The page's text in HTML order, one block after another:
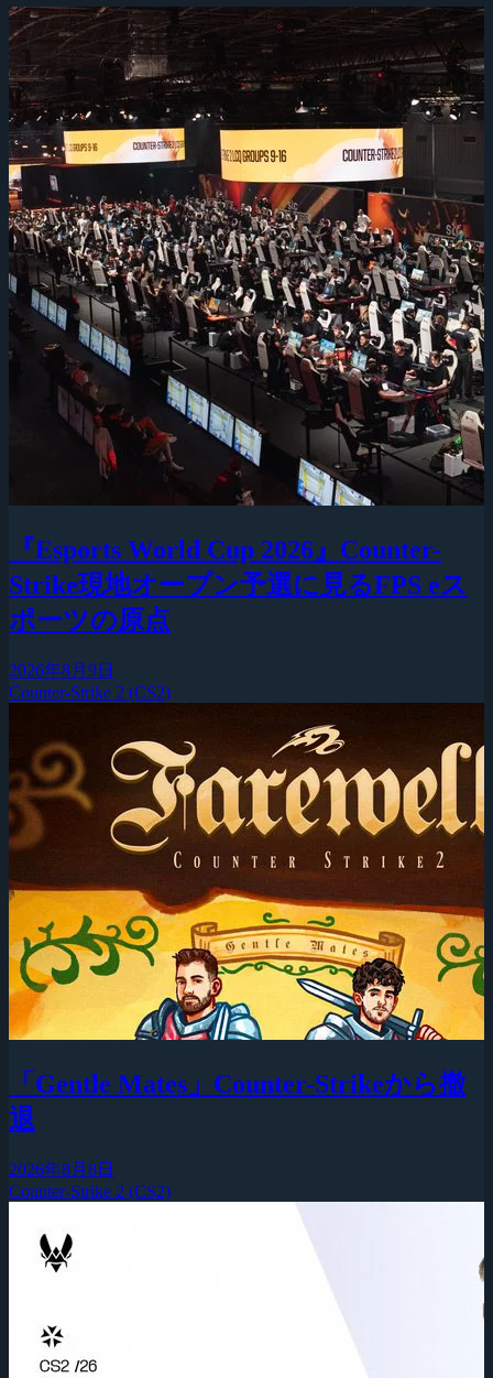
『Esports World Cup 2026』Counter-
Strike現地オープン予選に見るFPS eス
ポーツの原点
2026年8月9日
Counter-Strike 2 (CS2)
「Gentle Mates」Counter-Strikeから撤
退
2026年8月8日
Counter-Strike 2 (CS2)